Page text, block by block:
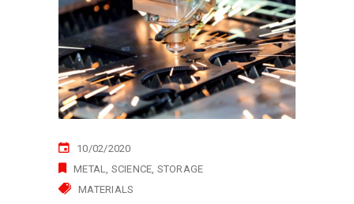
10/02/2020
METAL SCIENCE STORAGE
MATERIALS